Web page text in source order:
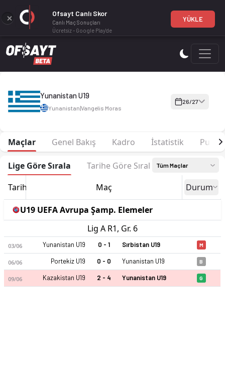
Yunanistan U19 26-27 sezonu | U19 UEFA Avrupa Şamp.
Yunanistan U19
Yunanistan|Vangelis Moras
26/27
Maçlar Genel Bakış Kadro İstatistik Puan
Lige Göre Sırala Tarihe Göre Sırala Tüm Maçlar
Tarih Maç Durum
U19 UEFA Avrupa Şamp. Elemeler
Lig A R1, Gr. 6
03/06 Yunanistan U19 0 - 1 Sırbistan U19 M
06/06 Portekiz U19 0 - 0 Yunanistan U19 B
09/06 Kazakistan U19 2 - 4 Yunanistan U19 G
Ofsayt Canlı Skor
Canlı Maç Sonuçları
Ücretsiz - Google Play'de
YÜKLE